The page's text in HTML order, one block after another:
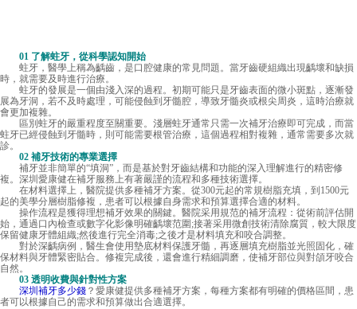
01 了解蛀牙，從科學認知開始
蛀牙，醫學上稱為齲齒，是口腔健康的常見問題。當牙齒硬組織出現齲壞和缺損
時，就需要及時進行治療。
蛀牙的發展是一個由淺入深的過程。初期可能只是牙齒表面的微小斑點，逐漸發
展為牙洞，若不及時處理，可能侵蝕到牙髓腔，導致牙髓炎或根尖周炎，這時治療就
會更加複雜。
區別蛀牙的嚴重程度至關重要。淺層蛀牙通常只需一次補牙治療即可完成，而當
蛀牙已經侵蝕到牙髓時，則可能需要根管治療，這個過程相對複雜，通常需要多次就
診。
02 補牙技術的專業選擇
補牙並非簡單的“填洞”，而是基於對牙齒結構和功能的深入理解進行的精密修
複。深圳愛康健在補牙服務上有著嚴謹的流程和多種技術選擇。
在材料選擇上，醫院提供多種補牙方案。從300元起的常規樹脂充填，到1500元
起的美學分層樹脂修複，患者可以根據自身需求和預算選擇合適的材料。
操作流程是獲得理想補牙效果的關鍵。醫院采用規范的補牙流程：從術前評估開
始，通過口內檢查或數字化影像明確齲壞范圍;接著采用微創技術清除腐質，較大限度
保留健康牙體組織;然後進行完全消毒;之後才是材料填充和咬合調整。
對於深齲病例，醫生會使用墊底材料保護牙髓，再逐層填充樹脂並光照固化，確
保材料與牙體緊密貼合。修複完成後，還會進行精細調磨，使補牙部位與對頜牙咬合
自然。
03 透明收費與針對性方案
深圳補牙多少錢 ？愛康健提供多種補牙方案，每種方案都有明確的價格區間，患
者可以根據自己的需求和預算做出合適選擇。